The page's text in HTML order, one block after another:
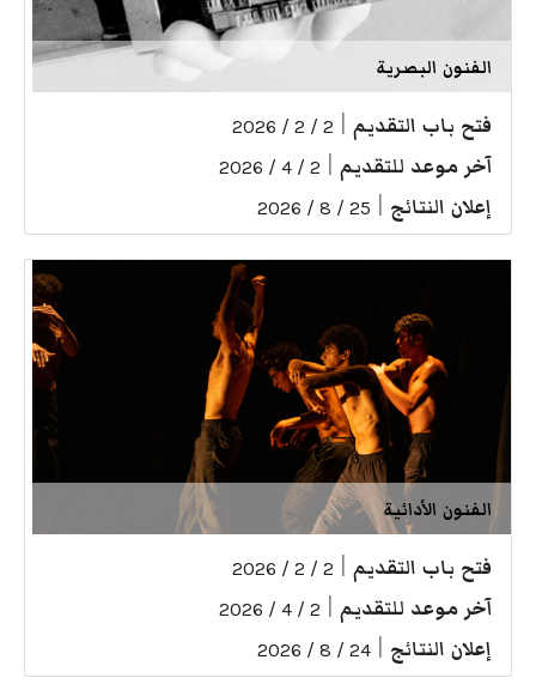
الفنون البصرية
فتح باب التقديم 2 / 2 / 2026
آخر موعد للتقديم 2 / 4 / 2026
إعلان النتائج 25 / 8 / 2026
الفنون الأدائية
فتح باب التقديم 2 / 2 / 2026
آخر موعد للتقديم 2 / 4 / 2026
إعلان النتائج 24 / 8 / 2026